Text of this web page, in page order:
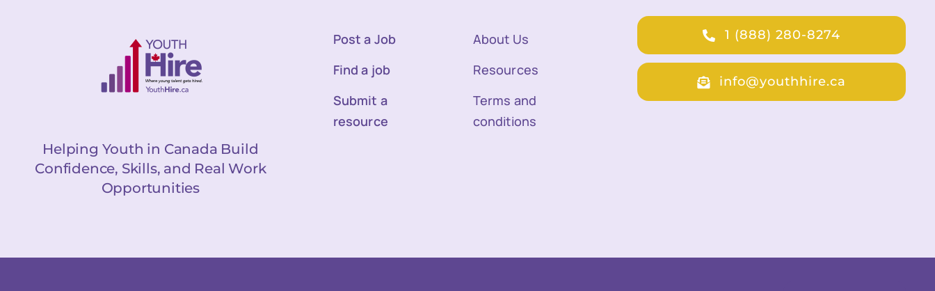
Helping Youth in Canada Build
Confidence, Skills, and Real Work
Opportunities
Post a Job
Find a job
Submit a
resource
About Us
Resources
Terms and
conditions
1 (888) 280-8274
info@youthhire.ca